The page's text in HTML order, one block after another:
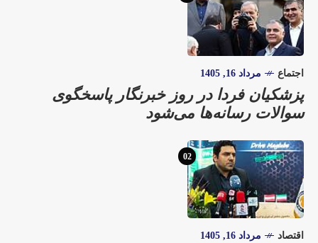
اجتماع مرداد 16, 1405
پزشکیان فردا در روز خبرنگار پاسخگوی
سوالات رسانه‌ها می‌شود
02
اقتصاد مرداد 16, 1405